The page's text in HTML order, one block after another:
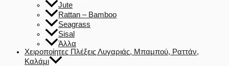
Jute
Rattan – Bamboo
Seagrass
Sisal
Άλλα
Χειροποίητες Πλέξεις Λυγαριάς, Μπαμπού, Ραττάν,
Καλάμι